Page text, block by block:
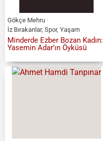
Gökçe Mehru
İz Bırakanlar, Spor, Yaşam
Minderde Ezber Bozan Kadın:
Yasemin Adar’ın Öyküsü